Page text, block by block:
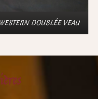
DOUBLÉE VEAU